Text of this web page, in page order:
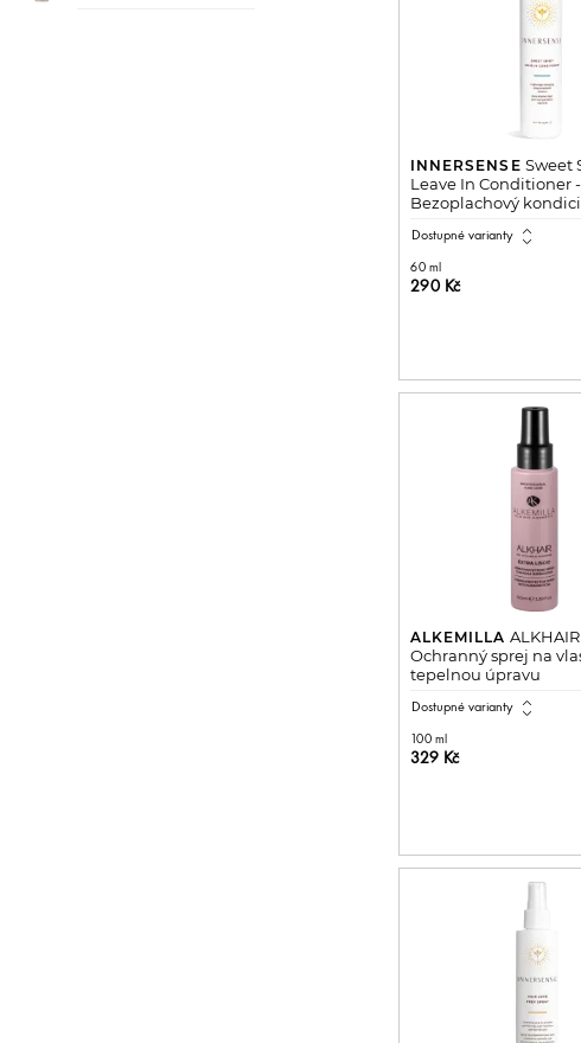
INNERSENSE Sweet
Leave In Conditioner -
Bezoplachový
Dostupné varianty expand_all
60 ml
290 Kč
ALKEMILLA ALKHAIR
Ochranný sprej na
tepelnou úpravu
Dostupné varianty expand_all
100 ml
329 Kč